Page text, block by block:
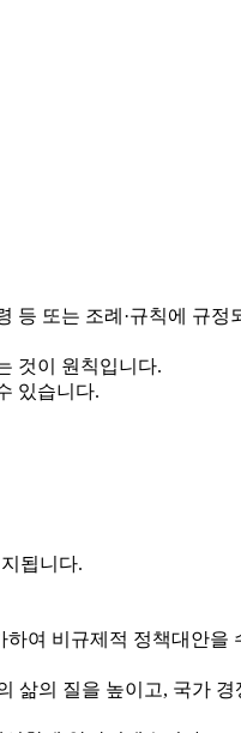
등 또는 조례·규칙에 규정
것이 원칙입니다.
있습니다.
됩니다.
여 비규제적 정책대안을
삶의 질을 높이고, 국가